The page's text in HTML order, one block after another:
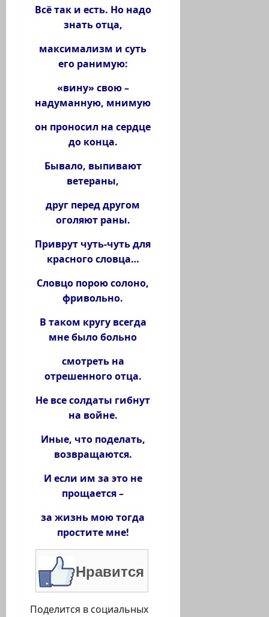
Всё так и есть. Но надо
знать отца,
максимализм и суть
его ранимую:
«вину» свою –
надуманную, мнимую
он проносил на сердце
до конца.
Бывало, выпивают
ветераны,
друг перед другом
оголяют раны.
Приврут чуть-чуть для
красного словца…
Словцо порою солоно,
фривольно.
В таком кругу всегда
мне было больно
смотреть на
отрешенного отца.
Не все солдаты гибнут
на войне.
Иные, что поделать,
возвращаются.
И если им за это не
прощается –
за жизнь мою тогда
простите мне!
Нравится
Поделится в социальных